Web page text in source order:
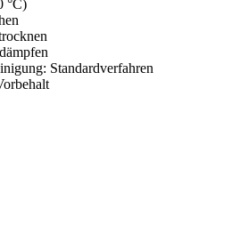
°C)
Standardverfahren